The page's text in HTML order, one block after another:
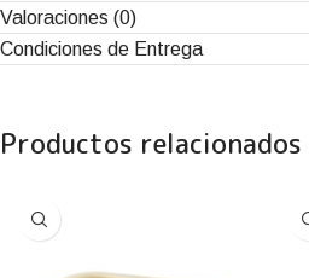
Valoraciones (0)
Condiciones de Entrega
Productos relacionados